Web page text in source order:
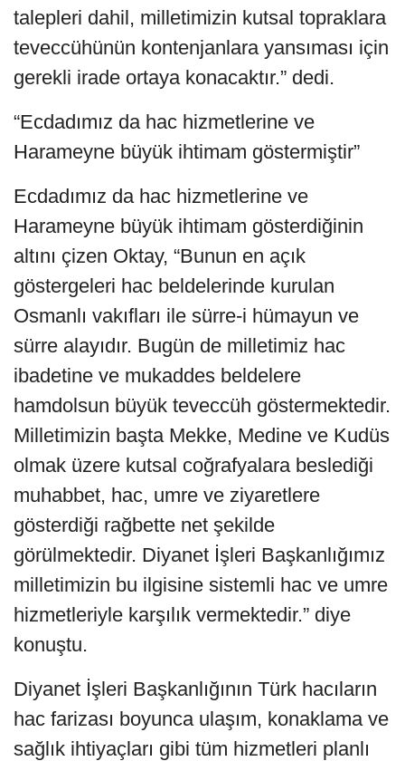
talepleri dahil, milletimizin kutsal topraklara
teveccühünün kontenjanlara yansıması için
gerekli irade ortaya konacaktır.” dedi.
“Ecdadımız da hac hizmetlerine ve
Harameyne büyük ihtimam göstermiştir”
Ecdadımız da hac hizmetlerine ve
Harameyne büyük ihtimam gösterdiğinin
altını çizen Oktay, “Bunun en açık
göstergeleri hac beldelerinde kurulan
Osmanlı vakıfları ile sürre-i hümayun ve
sürre alayıdır. Bugün de milletimiz hac
ibadetine ve mukaddes beldelere
hamdolsun büyük teveccüh göstermektedir.
Milletimizin başta Mekke, Medine ve Kudüs
olmak üzere kutsal coğrafyalara beslediği
muhabbet, hac, umre ve ziyaretlere
gösterdiği rağbette net şekilde
görülmektedir. Diyanet İşleri Başkanlığımız
milletimizin bu ilgisine sistemli hac ve umre
hizmetleriyle karşılık vermektedir.” diye
konuştu.
Diyanet İşleri Başkanlığının Türk hacıların
hac farizası boyunca ulaşım, konaklama ve
sağlık ihtiyaçları gibi tüm hizmetleri planlı